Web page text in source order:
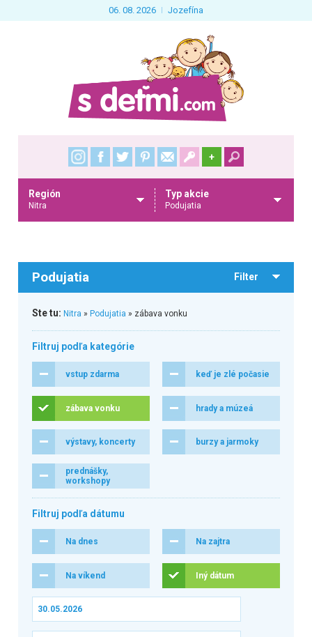
06. 08. 2026 Jozefína
+
Región
Nitra
Typ akcie
Podujatia
Podujatia Filter
Ste tu: Nitra » Podujatia » zábava vonku
Filtruj podľa kategórie
vstup zdarma keď je zlé počasie
zábava vonku hrady a múzeá
výstavy, koncerty burzy a jarmoky
prednášky,
workshopy
Filtruj podľa dátumu
Na dnes Na zajtra
Na víkend Iný dátum